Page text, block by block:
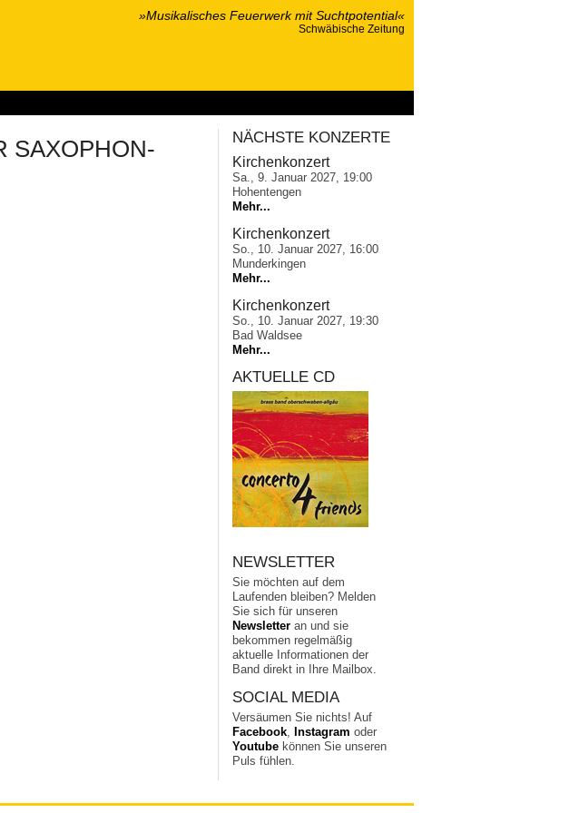
»Musikalisches Feuerwerk mit Suchtpotential«
Schwäbische Zeitung
SAXOPHON-
NÄCHSTE KONZERTE
Kirchenkonzert
Sa., 9. Januar 2027, 19:00
Hohentengen
Mehr...
Kirchenkonzert
So., 10. Januar 2027, 16:00
Munderkingen
Mehr...
Kirchenkonzert
So., 10. Januar 2027, 19:30
Bad Waldsee
Mehr...
AKTUELLE CD
NEWSLETTER
Sie möchten auf dem
Laufenden bleiben? Melden
Sie sich für unseren
Newsletter an und sie
bekommen regelmäßig
aktuelle Informationen der
Band direkt in Ihre Mailbox.
SOCIAL MEDIA
Versäumen Sie nichts! Auf
Facebook
Instagram oder
Youtube können Sie unseren
Puls fühlen.